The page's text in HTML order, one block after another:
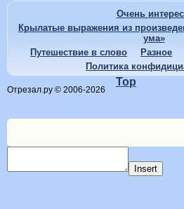
Очень
Крылатые выражения из
ума»
Путешествие в слово
Разное
Политика
Отрезал.ру © 2006-2026
Top
Insert